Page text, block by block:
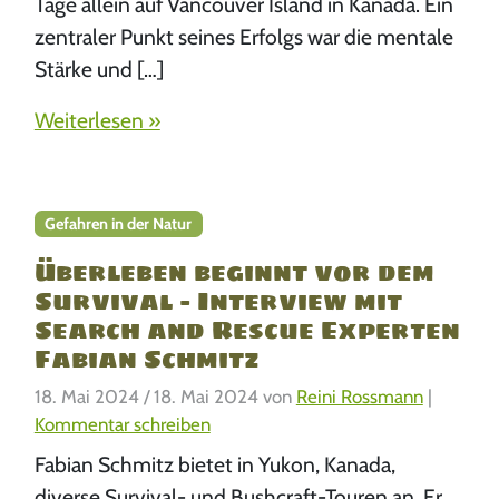
zentraler Punkt seines Erfolgs war die mentale
Stärke und […]
Weiterlesen »
Gefahren in der Natur
Überleben beginnt vor dem
Survival – Interview mit
Search and Rescue Experten
Fabian Schmitz
18. Mai 2024 / 18. Mai 2024von Reini Rossmann |
Kommentar schreiben
Fabian Schmitz bietet in Yukon, Kanada,